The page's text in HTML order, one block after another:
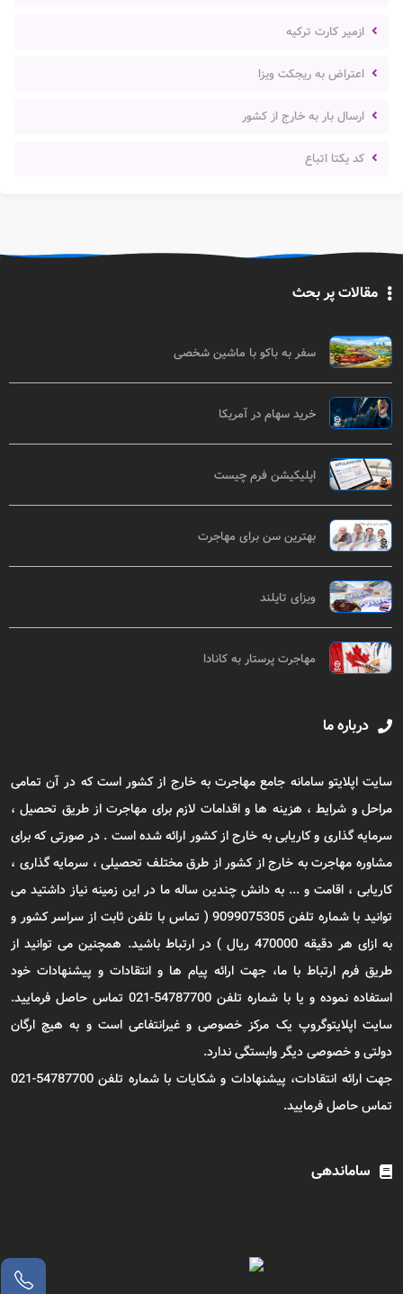
ازمیر کارت ترکیه
اعتراض به ریجکت ویزا
ارسال بار به خارج از کشور
کد یکتا اتباع
مقالات پر بحث
سفر به باکو با ماشین شخصی
خرید سهام در آمریکا
اپلیکیشن فرم چیست
بهترین سن برای مهاجرت
ویزای تایلند
مهاجرت پرستار به کانادا
درباره ما
سایت اپلایتو سامانه جامع مهاجرت به خارج از کشور است که در آن تمامی
مراحل و شرایط ، هزینه ها و اقدامات لازم برای مهاجرت از طریق تحصیل ،
سرمایه گذاری و کاریابی به خارج از کشور ارائه شده است . در صورتی که برای
مشاوره مهاجرت به خارج از کشور از طرق مختلف تحصیلی ، سرمایه گذاری ،
کاریابی ، اقامت و ... به دانش چندین ساله ما در این زمینه نیاز داشتید می
توانید با شماره تلفن 9099075305 ( تماس با تلفن ثابت از سراسر کشور و
به ازای هر دقیقه 470000 ریال ) در ارتباط باشید. همچنین می توانید از
طریق فرم ارتباط با ما، جهت ارائه پیام ها و انتقادات و پیشنهادات خود
استفاده نموده و یا با شماره تلفن 54787700-021 تماس حاصل فرمایید.
سایت اپلایتوگروپ یک مرکز خصوصی و غیرانتفاعی است و به هیچ ارگان
دولتی و خصوصی دیگر وابستگی ندارد.
جهت ارائه انتقادات، پیشنهادات و شکایات با شماره تلفن 54787700-021
تماس حاصل فرمایید.
ساماندهی